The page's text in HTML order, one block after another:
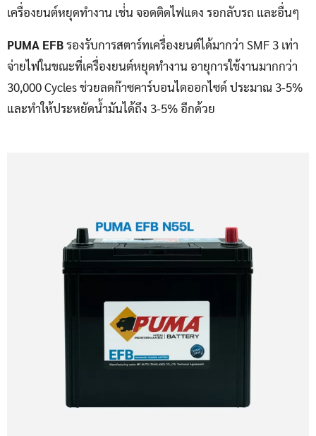
เครื่องยนต์หยุดทำงาน เช่่น จอดติดไฟแดง รอกลับรถ และอื่นๆ
PUMA EFBรองรับการสตาร์ทเครื่องยนต์ได้มากว่า SMF 3 เท่า
จ่ายไฟในขณะที่เครื่องยนต์หยุดทำงาน อายุการใช้งานมากกว่า
30,000 Cycles ช่วยลดก๊าซคาร์บอนไดออกไซด์ ประมาณ 3-5%
และทำให้ประหยัดน้ำมันได้ถึง 3-5% อีกด้วย